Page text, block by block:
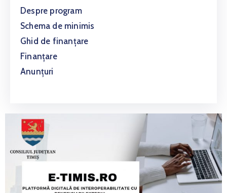
Despre program
Schema de minimis
Ghid de finanțare
Finanțare
Anunțuri